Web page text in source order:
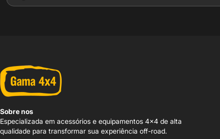
Sobre nos
Especializada em acessórios e equipamentos 4x4 de alta
qualidade para transformar sua experiência off-road.